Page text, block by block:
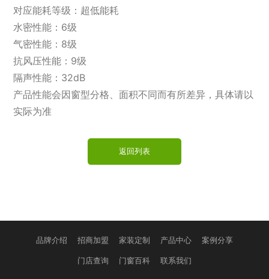
对应能耗等级：超低能耗
水密性能：6级
气密性能：8级
抗风压性能：9级
隔声性能：32dB
产品性能会因窗型分格、面积不同而有所差异，具体请以
实际为准
返回列表
品牌介绍 招商加盟 家装定制 产品中心 案例分享
门店查询 门窗百科 联系我们